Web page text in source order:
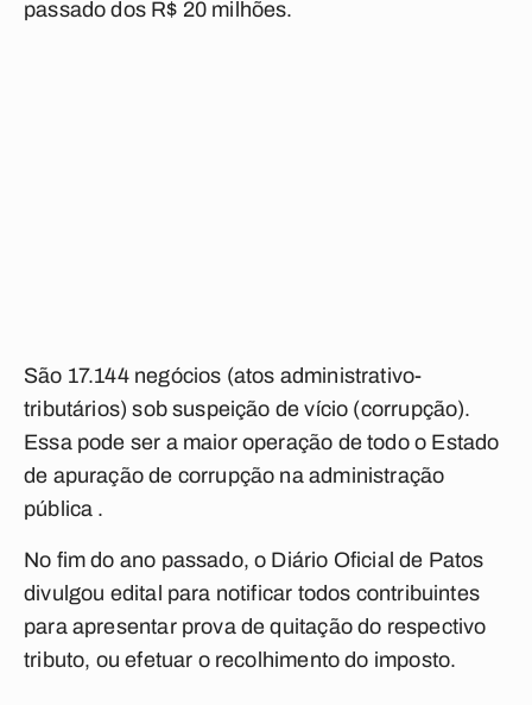
passado dos R$ 20 milhões.
São 17.144 negócios (atos administrativo-
tributários) sob suspeição de vício (corrupção).
Essa pode ser a maior operação de todo o Estado
de apuração de corrupção na administração
pública .
No fim do ano passado, o Diário Oficial de Patos
divulgou edital para notificar todos contribuintes
para apresentar prova de quitação do respectivo
tributo, ou efetuar o recolhimento do imposto.